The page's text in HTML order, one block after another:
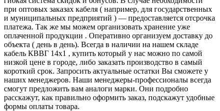
при оптовых заказах кабеля ( например, для государственных
и муниципальных предприятий ) — предоставляется отсрочка
платежа. Так же мы можем организовать хранение уже
оплаченной продукции . Оперативно организуем доставку до
объекта ( день в день). Всегда в наличии на нашем складе
кабель КВВГ 14х1 , купить который у нас можно по самой
низкой цене в городе, либо заказать производство в самый
короткий срок. Запросить актуальные остатки Вы сможете у
наших менеджеров. Наши менеджеры-профессионалы всегда
смогут предложить вам аналоги марки. Они подробно
расскажут, как правильно оформить заказ, подскажут удобные
формы оплаты товара.